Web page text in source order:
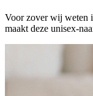
Voor zover wij weten
maakt deze unisex-